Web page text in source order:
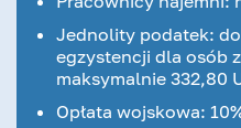
Jednolity podatek:
egzystencji dla osób
maksymalnie 332,80
Opłata wojskowa: